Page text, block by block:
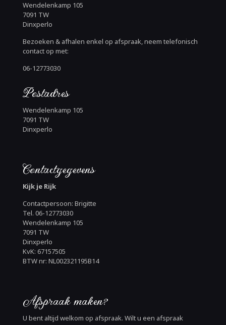
Wendelenkamp 105
7091 TW
Dinxperlo
Bezoeken & afhalen enkel op afspraak, neem telefonisch
contact op met:
06-12773030
Postadres
Wendelenkamp 105
7091 TW
Dinxperlo
Contactgegevens
Kijk je Rijk
Contactpersoon: Brigitte
Tel. 06-12773030
Wendelenkamp 105
7091 TW
Dinxperlo
KvK: 67157505
BTW nr: NL002321195B14
Afspraak maken?
U bent altijd welkom op afspraak. Wilt u een afspraak